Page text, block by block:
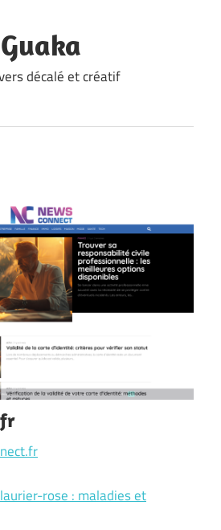
Guaka
décalé et créatif
rose : maladies et